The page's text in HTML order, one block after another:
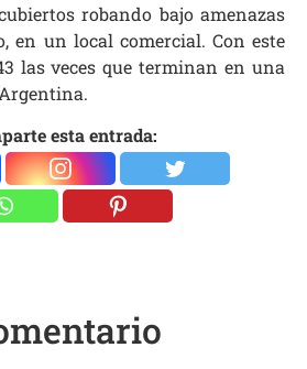
robando bajo amenazas
en un local comercial. Con este
las veces que terminan en una
esta entrada: